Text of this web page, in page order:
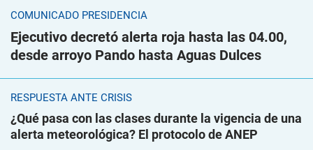
COMUNICADO PRESIDENCIA
Ejecutivo decretó alerta roja hasta las 04.00,
desde arroyo Pando hasta Aguas Dulces
RESPUESTA ANTE CRISIS
¿Qué pasa con las clases durante la vigencia de una
alerta meteorológica? El protocolo de ANEP